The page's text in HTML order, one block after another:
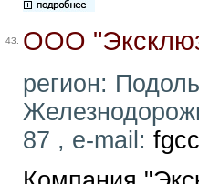
43. ООО
регион:
87 , e-mail: